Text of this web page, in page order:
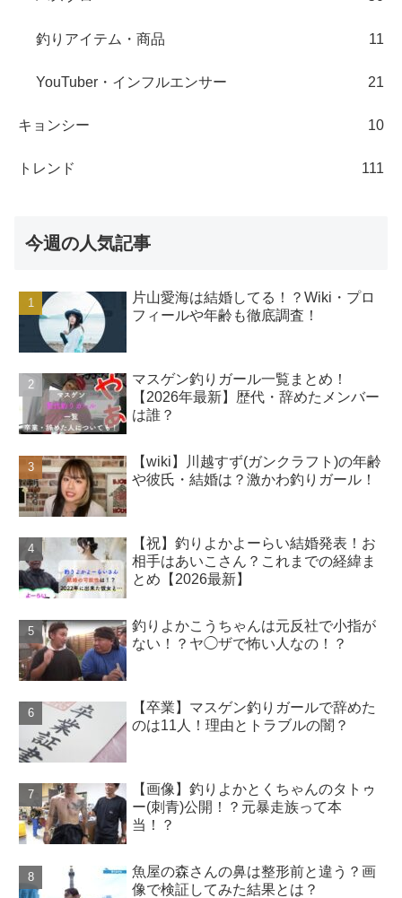
釣りアイテム・商品 11
YouTuber・インフルエンサー 21
キョンシー 10
トレンド 111
今週の人気記事
片山愛海は結婚してる！？Wiki・プロ
フィールや年齢も徹底調査！
マスゲン釣りガール一覧まとめ！
【2026年最新】歴代・辞めたメンバー
は誰？
【wiki】川越すず(ガンクラフト)の年齢
や彼氏・結婚は？激かわ釣りガール！
【祝】釣りよかよーらい結婚発表！お
相手はあいこさん？これまでの経緯ま
とめ【2026最新】
釣りよかこうちゃんは元反社で小指が
ない！？ヤ◯ザで怖い人なの！？
【卒業】マスゲン釣りガールで辞めた
のは11人！理由とトラブルの闇？
【画像】釣りよかとくちゃんのタトゥ
ー(刺青)公開！？元暴走族って本
当！？
魚屋の森さんの鼻は整形前と違う？画
像で検証してみた結果とは？